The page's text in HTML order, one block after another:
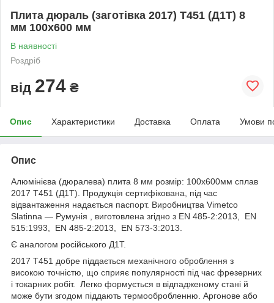
Плита дюраль (заготівка 2017) T451 (Д1Т) 8
мм 100х600 мм
В наявності
Роздріб
від 274 ₴
Опис Характеристики Доставка Оплата Умови
Опис
Алюмінієва (дюралева) плита 8 мм розмір: 100х600мм сплав
2017 Т451 (Д1Т). Продукція сертифікована, під час
відвантаження надається паспорт. Виробництва Vimetco
Slatinna ― Румунія , виготовлена згідно з EN 485-2:2013, EN
515:1993, EN 485-2:2013, EN 573-3:2013.
Є аналогом російського Д1Т.
2017 Т451 добре піддається механічного оброблення з
високою точністю, що сприяє популярності під час фрезерних
і токарних робіт. Легко формується в відпадженому стані й
може бути згодом піддають термообробленню. Аргонове або